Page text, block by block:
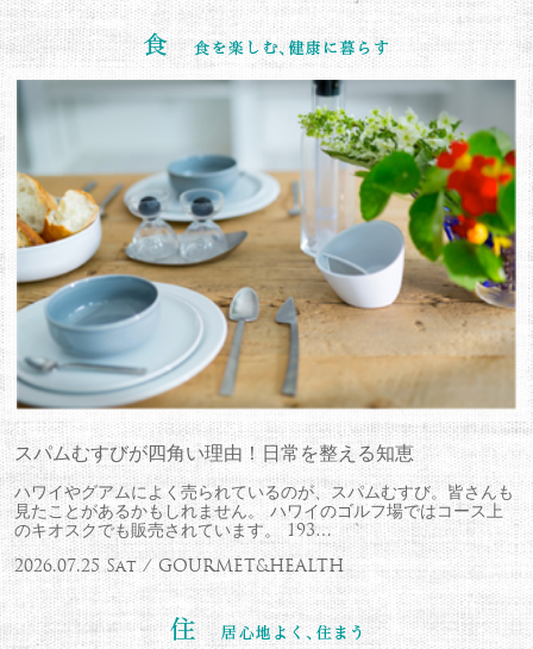
スパムむすびが四角い理由！日常を整える知恵
ハワイやグアムによく売られているのが、スパムむすび。皆さんも
見たことがあるかもしれません。 ハワイのゴルフ場ではコース上
のキオスクでも販売されています。 193…
2026.07.25 Sat / GOURMET&HEALTH